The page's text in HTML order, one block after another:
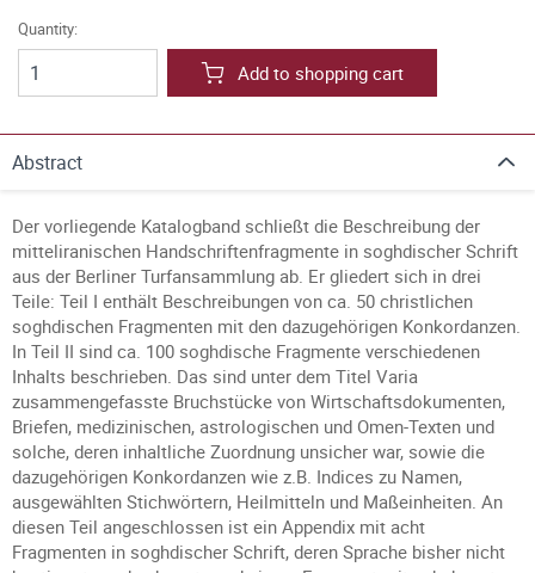
Quantity:
Add to shopping cart
Abstract
Der vorliegende Katalogband schließt die Beschreibung der
mitteliranischen Handschriftenfragmente in soghdischer Schrift
aus der Berliner Turfansammlung ab. Er gliedert sich in drei
Teile: Teil I enthält Beschreibungen von ca. 50 christlichen
soghdischen Fragmenten mit den dazugehörigen Konkordanzen.
In Teil II sind ca. 100 soghdische Fragmente verschiedenen
Inhalts beschrieben. Das sind unter dem Titel Varia
zusammengefasste Bruchstücke von Wirtschaftsdokumenten,
Briefen, medizinischen, astrologischen und Omen-Texten und
solche, deren inhaltliche Zuordnung unsicher war, sowie die
dazugehörigen Konkordanzen wie z.B. Indices zu Namen,
ausgewählten Stichwörtern, Heilmitteln und Maßeinheiten. An
diesen Teil angeschlossen ist ein Appendix mit acht
Fragmenten in soghdischer Schrift, deren Sprache bisher nicht